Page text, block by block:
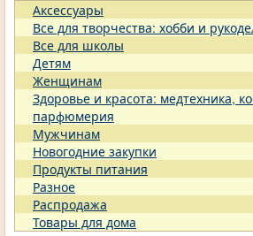
Аксессуары
Все для творчества: хобби и
Все для школы
Детям
Женщинам
Здоровье и красота: медтехника,
парфюмерия
Мужчинам
Новогодние закупки
Продукты питания
Разное
Распродажа
Товары для дома